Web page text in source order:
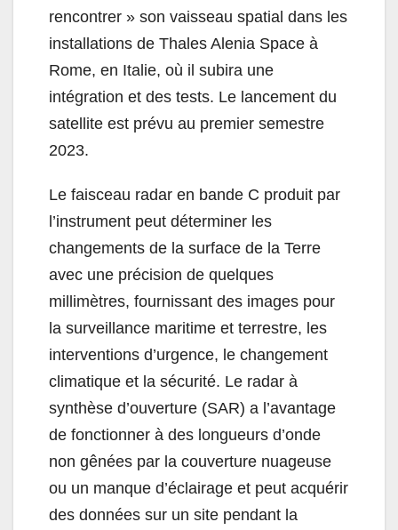
rencontrer » son vaisseau spatial dans les
installations de Thales Alenia Space à
Rome, en Italie, où il subira une
intégration et des tests. Le lancement du
satellite est prévu au premier semestre
2023.
Le faisceau radar en bande C produit par
l’instrument peut déterminer les
changements de la surface de la Terre
avec une précision de quelques
millimètres, fournissant des images pour
la surveillance maritime et terrestre, les
interventions d’urgence, le changement
climatique et la sécurité. Le radar à
synthèse d’ouverture (SAR) a l’avantage
de fonctionner à des longueurs d’onde
non gênées par la couverture nuageuse
ou un manque d’éclairage et peut acquérir
des données sur un site pendant la